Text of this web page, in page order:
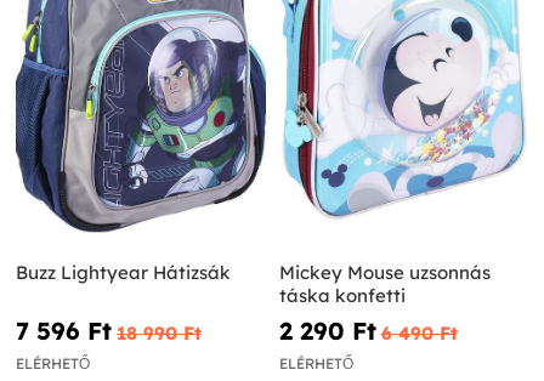
Buzz Lightyear Hátizsák
7 596 Ft‎ 18 990 Ft‎
ELÉRHETŐ
Mickey Mouse uzsonnás
táska konfetti
2 290 Ft‎ 6 490 Ft‎
ELÉRHETŐ